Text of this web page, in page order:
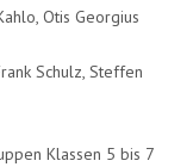
Otis Georgius
Schulz, Steffen
Klassen 5 bis 7